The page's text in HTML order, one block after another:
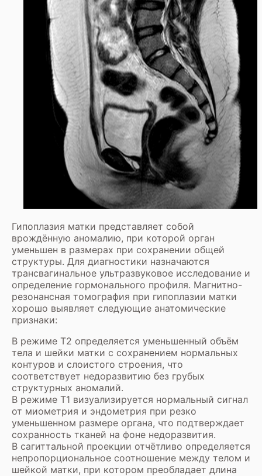
Гипоплазия матки представляет собой
врождённую аномалию, при которой орган
уменьшен в размерах при сохранении общей
структуры. Для диагностики назначаются
трансвагинальное ультразвуковое исследование и
определение гормонального профиля. Магнитно-
резонансная томография при гипоплазии матки
хорошо выявляет следующие анатомические
признаки:
В режиме Т2 определяется уменьшенный объём
тела и шейки матки с сохранением нормальных
контуров и слоистого строения, что
соответствует недоразвитию без грубых
структурных аномалий.
В режиме Т1 визуализируется нормальный сигнал
от миометрия и эндометрия при резко
уменьшенном размере органа, что подтверждает
сохранность тканей на фоне недоразвития.
В сагиттальной проекции отчётливо определяется
непропорциональное соотношение между телом и
шейкой матки, при котором преобладает длина